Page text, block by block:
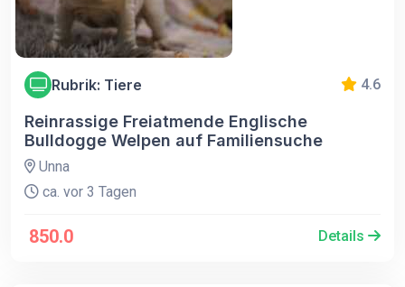
Rubrik: Tiere 4.6
Reinrassige Freiatmende Englische
Bulldogge Welpen auf Familiensuche
Unna
ca. vor 3 Tagen
850.0 Details